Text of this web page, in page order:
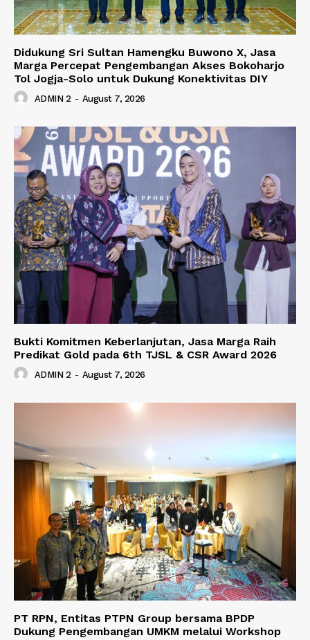
Didukung Sri Sultan Hamengku Buwono X, Jasa
Marga Percepat Pengembangan Akses Bokoharjo
Tol Jogja-Solo untuk Dukung Konektivitas DIY
ADMIN 2 - August 7, 2026
Bukti Komitmen Keberlanjutan, Jasa Marga Raih
Predikat Gold pada 6th TJSL & CSR Award 2026
ADMIN 2 - August 7, 2026
PT RPN, Entitas PTPN Group bersama BPDP
Dukung Pengembangan UMKM melalui Workshop